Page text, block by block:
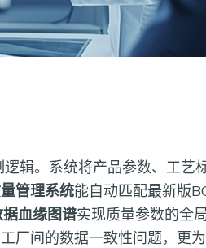
辑。系统将产品参数、工艺
管理系统能自动匹配最新版
血缘图谱实现质量参数的全
厂间的数据一致性问题，更